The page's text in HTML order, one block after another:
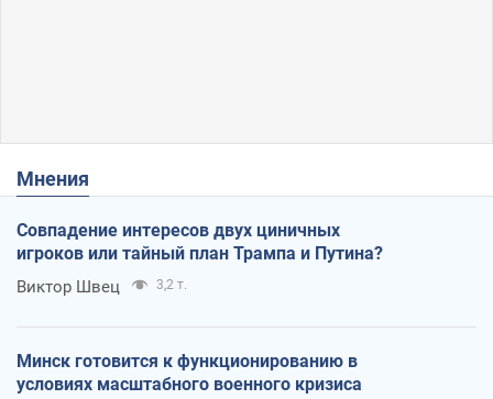
Мнения
Совпадение интересов двух циничных
игроков или тайный план Трампа и Путина?
Виктор Швец 3,2 т.
Минск готовится к функционированию в
условиях масштабного военного кризиса